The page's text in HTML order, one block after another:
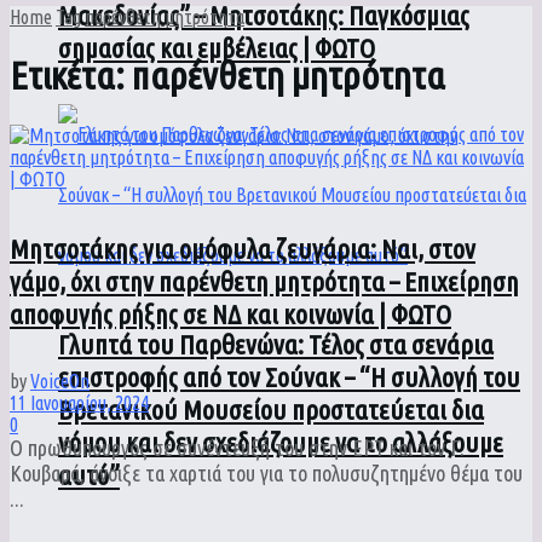
Μακεδονίας” – Μητσοτάκης: Παγκόσμιας
σημασίας και εμβέλειας | ΦΩΤΟ
Γλυπτά του Παρθενώνα: Τέλος στα σενάρια
επιστροφής από τον Σούνακ – “Η συλλογή του
Βρετανικού Μουσείου προστατεύεται δια
νόμου και δεν σχεδιάζουμε να το αλλάξουμε
αυτό”
Home Tagπαρένθετη μητρότητα
Ετικέτα:παρένθετη μητρότητα
Μητσοτάκης για ομόφυλα ζευγάρια: Ναι, στον
γάμο, όχι στην παρένθετη μητρότητα – Επιχείρηση
αποφυγής ρήξης σε ΝΔ και κοινωνία | ΦΩΤΟ
byVoiceOn
11 Ιανουαρίου, 2024
0
Ο πρωθυπουργός σε συνέντευξή του στην ΕΡΤ και τον Γ.
Κουβαρά, άνοιξε τα χαρτιά του για το πολυσυζητημένο θέμα του